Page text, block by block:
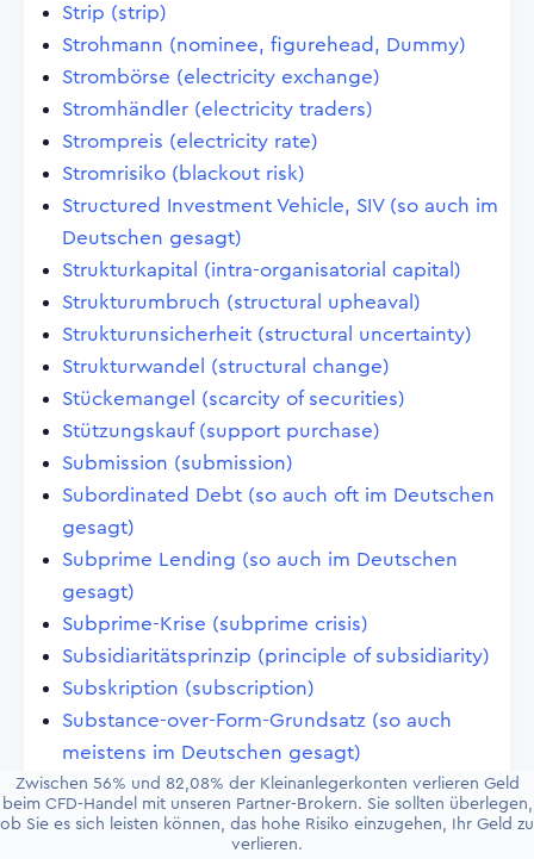
Strip (strip)
Strohmann (nominee, figurehead, Dummy)
Strombörse (electricity exchange)
Stromhändler (electricity traders)
Strompreis (electricity rate)
Stromrisiko (blackout risk)
Structured Investment Vehicle, SIV (so auch im
Deutschen gesagt)
Strukturkapital (intra-organisatorial capital)
Strukturumbruch (structural upheaval)
Strukturunsicherheit (structural uncertainty)
Strukturwandel (structural change)
Stückemangel (scarcity of securities)
Stützungskauf (support purchase)
Submission (submission)
Subordinated Debt (so auch oft im Deutschen
gesagt)
Subprime Lending (so auch im Deutschen
gesagt)
Subprime-Krise (subprime crisis)
Subsidiaritätsprinzip (principle of subsidiarity)
Subskription (subscription)
Substance-over-Form-Grundsatz (so auch
meistens im Deutschen gesagt)
Substanzwert (intrinsic value)
Subventionen (subventions)
Success Rates (so auch im Deutschen gesagt)
Zwischen 56% und 82,08% der Kleinanlegerkonten verlieren Geld
beim CFD-Handel mit unseren Partner-Brokern. Sie sollten überlegen,
ob Sie es sich leisten können, das hohe Risiko einzugehen, Ihr Geld zu
verlieren.